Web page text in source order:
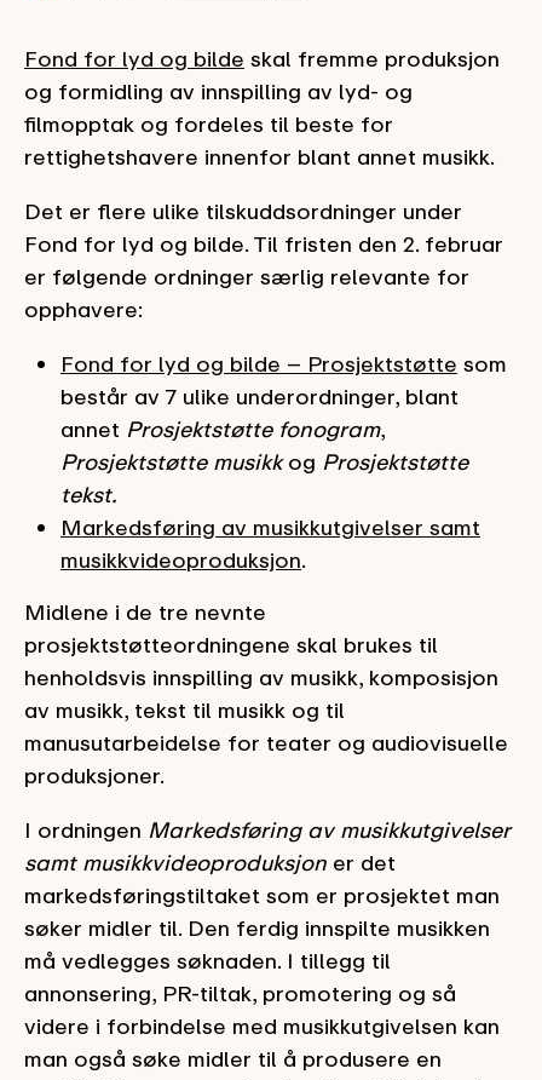
Fond for lyd og bilde skal fremme produksjon
og formidling av innspilling av lyd- og
filmopptak og fordeles til beste for
rettighetshavere innenfor blant annet musikk.
Det er flere ulike tilskuddsordninger under
Fond for lyd og bilde. Til fristen den 2. februar
er følgende ordninger særlig relevante for
opphavere:
Fond for lyd og bilde – Prosjektstøtte som
består av 7 ulike underordninger, blant
annet Prosjektstøtte fonogram,
Prosjektstøtte musikkog Prosjektstøtte
tekst.
Markedsføring av musikkutgivelser samt
musikkvideoproduksjon.
Midlene i de tre nevnte
prosjektstøtteordningene skal brukes til
henholdsvis innspilling av musikk, komposisjon
av musikk, tekst til musikk og til
manusutarbeidelse for teater og audiovisuelle
produksjoner.
I ordningen Markedsføring av musikkutgivelser
samt musikkvideoproduksjon er det
markedsføringstiltaket som er prosjektet man
søker midler til. Den ferdig innspilte musikken
må vedlegges søknaden. I tillegg til
annonsering, PR-tiltak, promotering og så
videre i forbindelse med musikkutgivelsen kan
man også søke midler til å produsere en